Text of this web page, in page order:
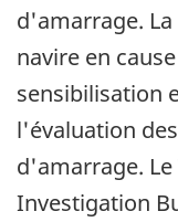
d'amarrage.
navire en
sensibilisation
l'évaluation
d'amarrage.
Investigation